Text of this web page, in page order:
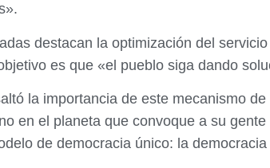
destacan la optimización del
es que «el pueblo siga dando
la importancia de este mecanismo
en el planeta que convoque a su
de democracia único: la